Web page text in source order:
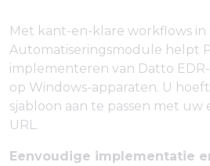
Met kant-en-klare workflows in
Automatiseringsmodule helpt
implementeren van Datto
op Windows-apparaten. U
sjabloon aan te passen met uw
URL.
Eenvoudige implementatie